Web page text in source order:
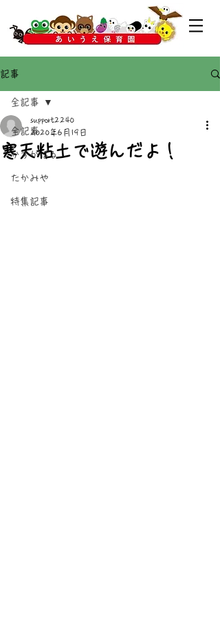
記事
全記事
かすがばる
たかみや
特集記事
全記事
寒天粘土で遊んだよ！
support2240
2020年6月19日